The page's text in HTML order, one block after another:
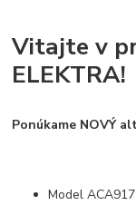
Vitajte v
ELEKTRA!
Ponúkame NOVÝ
Model